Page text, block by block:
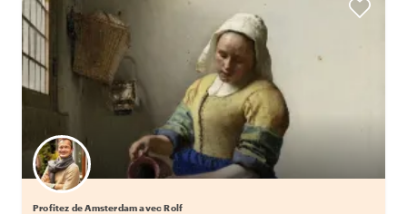
Profitez de Amsterdam avec Rolf